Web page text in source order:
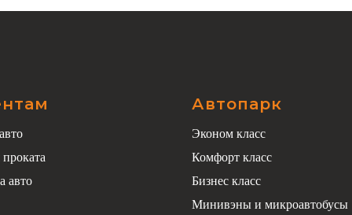
авто
Автопарк
Эконом класс
Комфорт класс
Бизнес класс
Минивэны и микроавтобусы